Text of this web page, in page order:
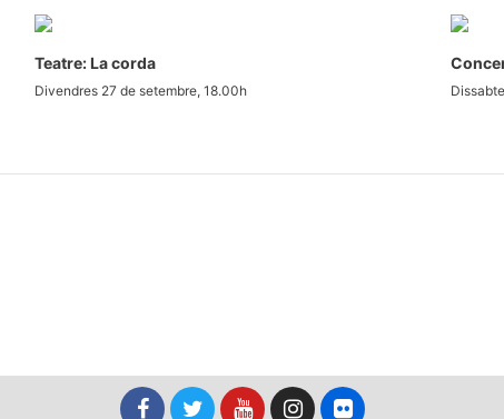
Teatre: La corda
Divendres 27 de setembre, 18.00h